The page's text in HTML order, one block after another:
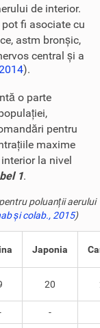
de interior.
fi asociate cu
astm bronșic,
central și a
).
o parte
pentru
maxime
la nivel
1.
poluanții aerului
și colab., 2015)
Japonia
20
-